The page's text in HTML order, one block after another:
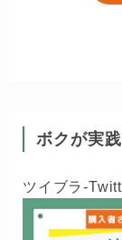
ボクが実
ツイブラ-